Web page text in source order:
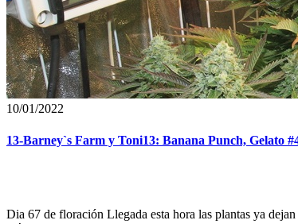
10/01/2022
13-Barney`s Farm y Toni13: Banana Punch, Gelato
Dia 67 de floración Llegada esta hora las plantas ya